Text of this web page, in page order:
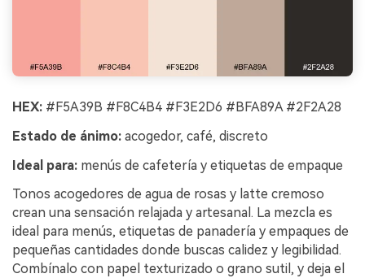
HEX: #F5A39B #F8C4B4 #F3E2D6 #BFA89A #2F2A28
Estado de ánimo: acogedor, café, discreto
Ideal para: menús de cafetería y etiquetas de empaque
Tonos acogedores de agua de rosas y latte cremoso
crean una sensación relajada y artesanal. La mezcla es
ideal para menús, etiquetas de panadería y empaques de
pequeñas cantidades donde buscas calidez y legibilidad.
Combínalo con papel texturizado o grano sutil, y deja el